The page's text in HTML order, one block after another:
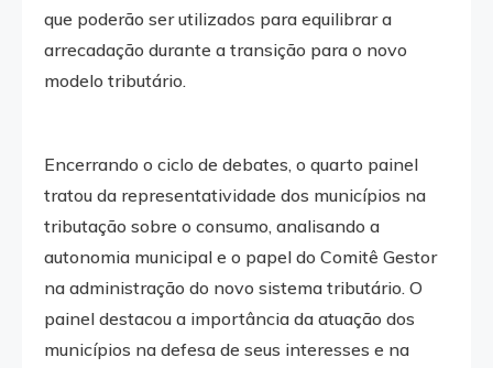
que poderão ser utilizados para equilibrar a
arrecadação durante a transição para o novo
modelo tributário.
Encerrando o ciclo de debates, o quarto painel
tratou da representatividade dos municípios na
tributação sobre o consumo, analisando a
autonomia municipal e o papel do Comitê Gestor
na administração do novo sistema tributário. O
painel destacou a importância da atuação dos
municípios na defesa de seus interesses e na